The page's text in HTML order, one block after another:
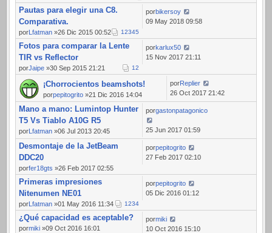
Pautas para elegir una C8.
Comparativa.
porLfatman »26 Dic 2015 00:52 12345
porbikersoy
09 May 2018 09:58
Fotos para comparar la Lente
TIR vs Reflector
porJaipe »30 Sep 2015 21:21 12
porkarlux50
15 Nov 2017 21:11
¡Chorrocientos beamshots!
porpepitogrito »21 Dic 2016 14:04
porReplier
26 Oct 2017 21:42
Mano a mano: Lumintop Hunter
T5 Vs Tiablo A10G R5
porLfatman »06 Jul 2013 20:45
porgastonpatagonico
25 Jun 2017 01:59
Desmontaje de la JetBeam
DDC20
porfer18gts »26 Feb 2017 02:55
porpepitogrito
27 Feb 2017 02:10
Primeras impresiones
Nitenumen NE01
porLfatman »01 May 2016 11:34 1234
porpepitogrito
05 Dic 2016 01:12
¿Qué capacidad es aceptable?
pormiki »09 Oct 2016 16:01
pormiki
10 Oct 2016 15:10